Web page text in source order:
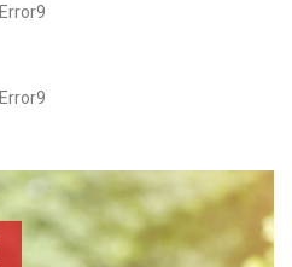
Error9
Error9